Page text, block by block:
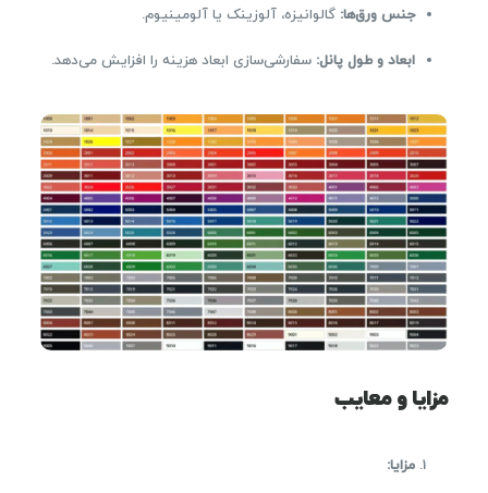
جنس ورق‌ها: گالوانیزه، آلوزینک یا آلومینیوم.
ابعاد و طول پانل: سفارشی‌سازی ابعاد هزینه را افزایش می‌دهد.
مزایا و معایب
مزایا: